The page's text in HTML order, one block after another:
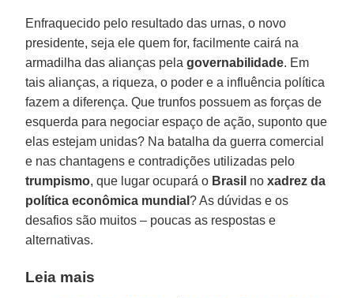
Enfraquecido pelo resultado das urnas, o novo
presidente, seja ele quem for, facilmente cairá na
armadilha das alianças pelagovernabilidade. Em
tais alianças, a riqueza, o poder e a influência política
fazem a diferença. Que trunfos possuem as forças de
esquerda para negociar espaço de ação, suponto que
elas estejam unidas? Na batalha da guerra comercial
e nas chantagens e contradições utilizadas pelo
trumpismo, que lugar ocupará o Brasil noxadrez da
política econômica mundial? As dúvidas e os
desafios são muitos – poucas as respostas e
alternativas.
Leia mais